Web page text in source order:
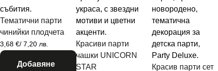
Тематични парти
чинийки плодчета
3,68 €/ 7,20 лв.
Добавяне
Красиви парти
чашки UNICORN
STAR
Красив парти сет